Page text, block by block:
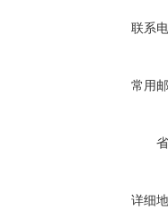
联系
常用
详细